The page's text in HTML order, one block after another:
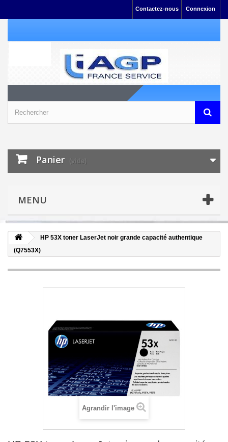
Connexion
Contactez-nous
Panier (vide)
MENU
HP 53X toner LaserJet noir grande capacité authentique
(Q7553X)
Agrandir l'image